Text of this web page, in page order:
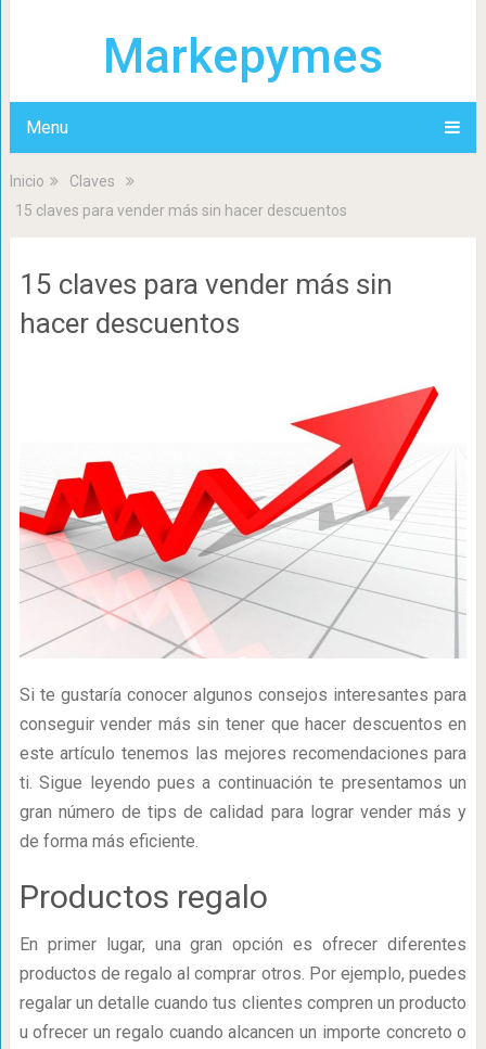
Markepymes
Menu
Inicio
Claves
15 claves para vender más sin hacer descuentos
15 claves para vender más sin
hacer descuentos
Si te gustaría conocer algunos consejos interesantes para
conseguir vender más sin tener que hacer descuentos en
este artículo tenemos las mejores recomendaciones para
ti. Sigue leyendo pues a continuación te presentamos un
gran número de tips de calidad para lograr vender más y
de forma más eficiente.
Productos regalo
En primer lugar, una gran opción es ofrecer diferentes
productos de regalo al comprar otros. Por ejemplo, puedes
regalar un detalle cuando tus clientes compren un producto
u ofrecer un regalo cuando alcancen un importe concreto o